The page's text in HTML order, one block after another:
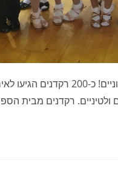
רקדנים מבית